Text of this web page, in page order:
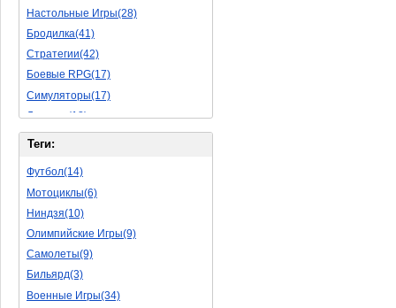
Настольные Игры(28)
Бродилка(41)
Стратегии(42)
Боевые RPG(17)
Симуляторы(17)
Леталки(18)
Симуляторы Жизни(40)
Логические Игры(18)
Азартные(15)
Ролевые Игры(62)
Боевик(8)
Головоломка(5)
Rpg(3)
Пошаговые Игры(15)
Теги:
Футбол(14)
Мотоциклы(6)
Ниндзя(10)
Олимпийские Игры(9)
Самолеты(9)
Бильярд(3)
Военные Игры(34)